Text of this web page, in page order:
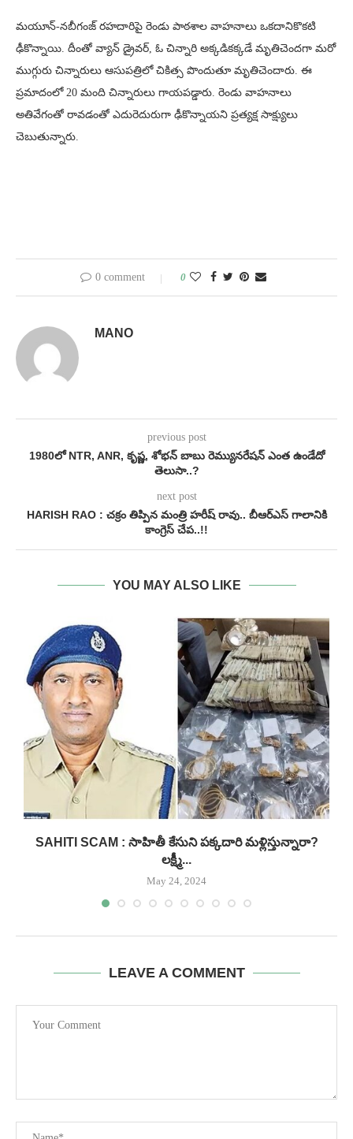
మయూన్-నబీగంజ్ రహదారిపై రెండు పాఠశాల వాహనాలు ఒకదానికొకటి
ఢీకొన్నాయి. దీంతో వ్యాన్ డ్రైవర్, ఓ చిన్నారి అక్కడికక్కడే మృతిచెందగా మరో
ముగ్గురు చిన్నారులు ఆసుపత్రిలో చికిత్స పొందుతూ మృతిచెందారు. ఈ
ప్రమాదంలో 20 మంది చిన్నారులు గాయపడ్డారు. రెండు వాహనాలు
అతివేగంతో రావడంతో ఎదురెదురుగా ఢీకొన్నాయని ప్రత్యక్ష సాక్ష్యులు
చెబుతున్నారు.
0 comment 0
MANO
previous post
1980లో NTR, ANR, కృష్ణ‌, శోభ‌న్ బాబు రెమ్యునరేష‌న్ ఎంత ఉండేదో
తెలుసా..?
next post
HARISH RAO : చక్రం తిప్పిన మంత్రి హరీష్ రావు.. బీఆర్ఎస్‌ గాలానికి
కాంగ్రెస్ చేప..!!
YOU MAY ALSO LIKE
SAHITI SCAM : సాహితీ కేసుని పక్కదారి మళ్లిస్తున్నారా?
లక్ష్మీ...
May 24, 2024
LEAVE A COMMENT